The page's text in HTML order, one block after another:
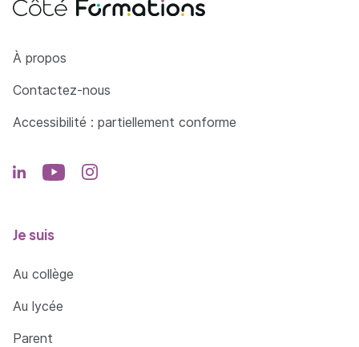
Côté Formations
À propos
Contactez-nous
Accessibilité : partiellement conforme
Je suis
Au collège
Au lycée
Parent